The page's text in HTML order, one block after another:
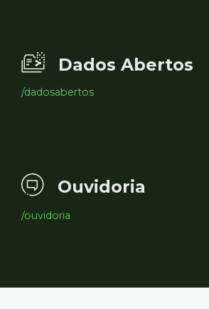
Dados Abertos
/dadosabertos
Ouvidoria
/ouvidoria